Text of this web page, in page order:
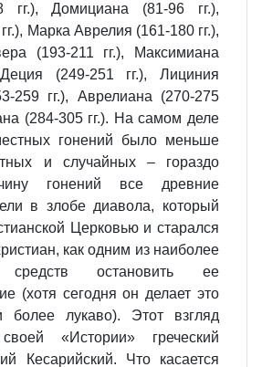
гг.), Домициана (81-96 гг.),
Марка Аврелия (161-180 гг.),
(193-211 гг.), Максимиана
(249-251 гг.), Лициния
259 гг.), Аврелиана (270-275
(284-305 гг.). На самом деле
гонений было меньше
и случайных – гораздо
гонений все древние
в злобе диавола, который
Церковью и старался
как одним из наиболее
средств остановить ее
(хотя сегодня он делает это
более лукаво). Этот взгляд
«Истории» греческий
Кесарийский. Что касается